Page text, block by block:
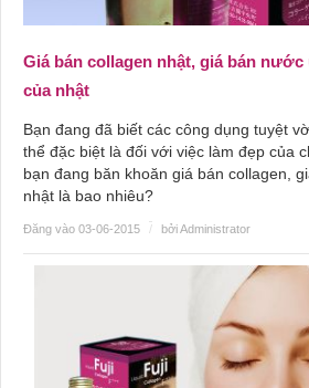
Giá bán collagen nhật, giá bán
của nhật
Bạn đang đã biết các công dụng tuyệt
thể đặc biệt là đối với việc làm đẹp của
bạn đang băn khoăn giá bán collagen,
nhật là bao nhiêu?
Đăng vào 03-06-2015 / bởi Administrator